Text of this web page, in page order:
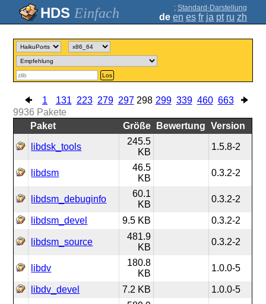
Einfach ; Standard-Darstellung
de en es fr ja pt ru zh
Los
1 131 223 279 297 298 299 339 460 663
9936 Pakete
Paket
Größe Bewertung Version
libdsk_tools
245.5
KB
1.5.8-2
libdsm
46.5
KB
0.3.2-2
libdsm_debuginfo
60.1
KB
0.3.2-2
libdsm_devel 9.5 KB 0.3.2-2
libdsm_source
481.9
KB
0.3.2-2
libdv
180.8
KB
1.0.0-5
libdv_devel 7.2 KB 1.0.0-5